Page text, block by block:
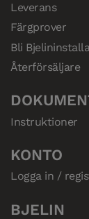
Leverans
Färgprover
Bli
Återförsäljare
Instruktioner
KONTO
Logga in /
BJELIN